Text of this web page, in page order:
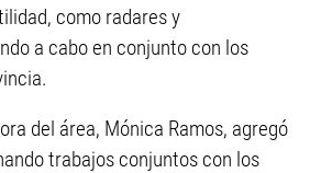
como radares y
a cabo en conjunto con los
del área, Mónica Ramos, agregó
trabajos conjuntos con los